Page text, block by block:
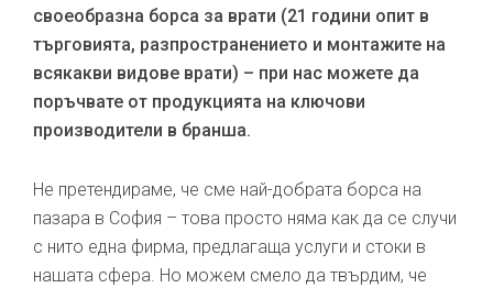
своеобразна борса за врати (21 години опит в
търговията, разпространението и монтажите на
всякакви видове врати) – при нас можете да
поръчвате от продукцията на ключови
производители в бранша.
Не претендираме, че сме най-добрата борса на
пазара в София – това просто няма как да се случи
с нито една фирма, предлагаща услуги и стоки в
нашата сфера. Но можем смело да твърдим, че